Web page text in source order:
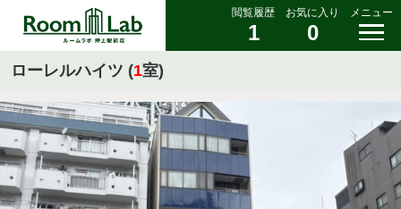
閲覧履歴
1
お気に入り
0
メニュー
ローレルハイツ (1室)